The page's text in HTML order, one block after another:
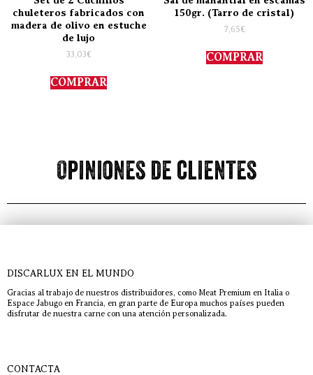
chuleteros fabricados con
madera de olivo en estuche
de lujo
33,03€
COMPRAR
150gr. (Tarro de cristal)
7,65€
COMPRAR
Opiniones de clientes
DISCARLUX EN EL MUNDO
Gracias al trabajo de nuestros distribuidores, como Meat Premium en Italia o
Espace Jabugo en Francia, en gran parte de Europa muchos países pueden
disfrutar de nuestra carne con una atención personalizada.
CONTACTA